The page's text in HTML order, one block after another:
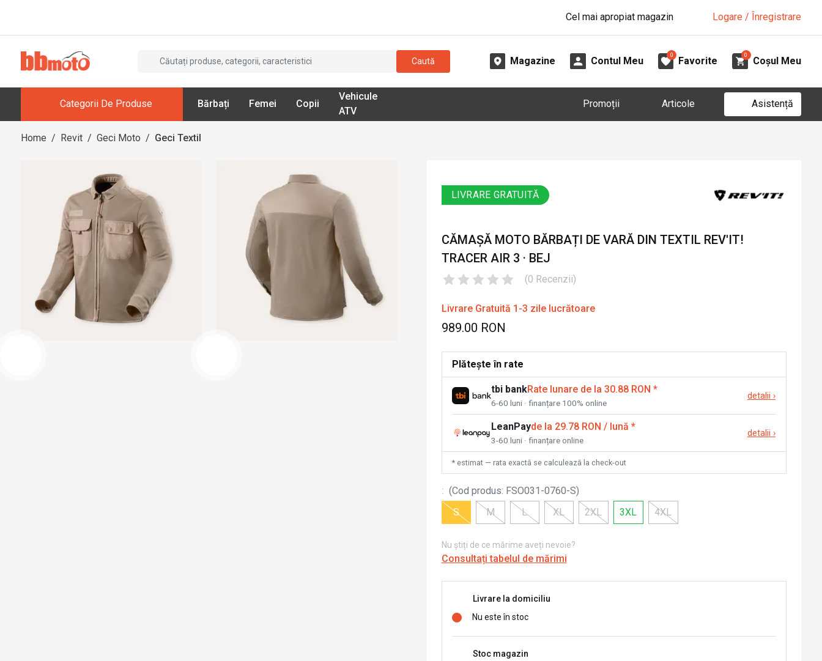
Cel mai apropiat magazin Logare / Înregistrare
Caută Magazine Contul Meu
0
Favorite
0
Coșul Meu
Categorii De Produse Bărbați Femei Copii
Vehicule
ATV
Promoții Articole Asistență
Home / Revit / Geci Moto / Geci Textil
LIVRARE GRATUITĂ
CĂMAȘĂ MOTO BĂRBAȚI DE VARĂ DIN TEXTIL REV'IT!
TRACER AIR 3 · BEJ
(0 Recenzii)
Livrare Gratuită 1-3 zile lucrătoare
989.00 RON
Plătește în rate
tbi bankRate lunare de la 30.88 RON *
6-60 luni · finanțare 100% online
detalii ›
LeanPayde la 29.78 RON / lună *
3-60 luni · finanțare online
detalii ›
* estimat — rata exactă se calculează la check-out
: (Cod produs: FSO031-0760-S)
S
M L XL 2XL 3XL 4XL
Nu știți de ce mărime aveți nevoie?
Consultați tabelul de mărimi
Livrare la domiciliu
Nu este în stoc
Stoc magazin